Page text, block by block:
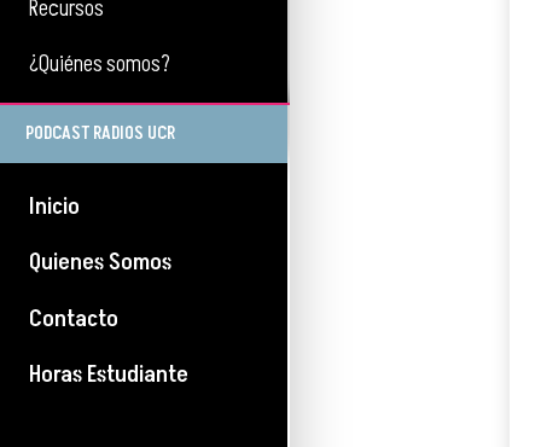
Recursos
¿Quiénes somos?
PODCAST RADIOS UCR
Inicio
Quienes Somos
Contacto
Horas Estudiante